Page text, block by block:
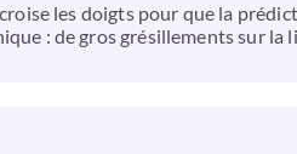
les doigts pour que la
: de gros grésillements sur la